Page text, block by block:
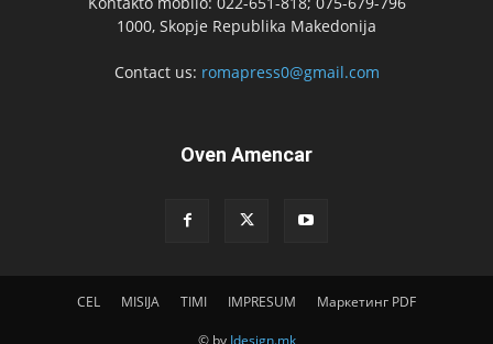
1000, Skopje Republika Makedonija
Contact us: romapress0@gmail.com
Oven Amencar
CEL MISIJA TIMI IMPRESUM Маркетинг PDF
© by Idesign.mk